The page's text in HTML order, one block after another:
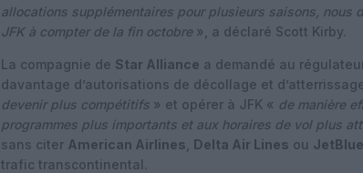
allocations supplémentaires pour plusieurs saisons, nous
JFK à compter de la fin octobre », a déclaré Scott Kirby.
La compagnie de Star Alliance a demandé au
davantage d’autorisations de décollage et
devenir plus compétitifs » et opérer à JFK « de manière
programmes plus importants et aux horaires de vol plus
sans citer American Airlines Delta Air Lines ou
trafic transcontinental.